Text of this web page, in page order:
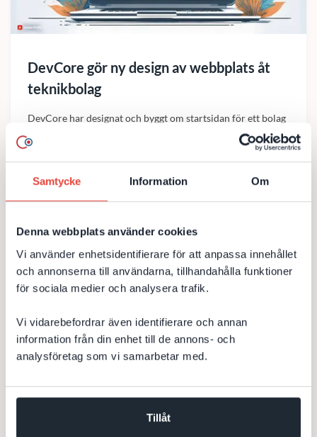
Samtycke Information Om
Denna webbplats använder cookies
Vi använder enhetsidentifierare för att anpassa innehållet
och annonserna till användarna, tillhandahålla funktioner
för sociala medier och analysera trafik.
Vi vidarebefordrar även identifierare och annan
information från din enhet till de annons- och
analysföretag som vi samarbetar med.
Tillåt
DevCore gör ny design av webbplats åt
teknikbolag
DevCore har designat och byggt om startsidan för ett bolag
inom eye-tracking för att tydligare visa upp deras olika
produktområden...
Episerver Webbutveckling
Optimizely
Tre nya event-webbsidor åt teknikbolag
DevCore har byggt tre siter (webbplatser eller hemsidor)
för projektet var snabba iterationer mot en fast...
JavaScript